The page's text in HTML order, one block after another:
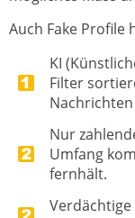
Auch Fake Profile
KI
Filter
Nachrichten
Nur
Umfang
fernhält.